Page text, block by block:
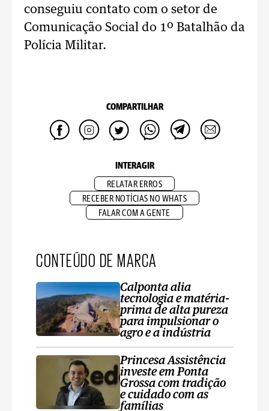
conseguiu contato com o setor de
Comunicação Social do 1º Batalhão da
Polícia Militar.
COMPARTILHAR
INTERAGIR
RELATAR ERROS
RECEBER NOTÍCIAS NO WHATS
FALAR COM A GENTE
CONTEÚDO DE MARCA
Calponta alia
tecnologia e matéria-
prima de alta pureza
para impulsionar o
agro e a indústria
Princesa Assistência
investe em Ponta
Grossa com tradição
e cuidado com as
famílias